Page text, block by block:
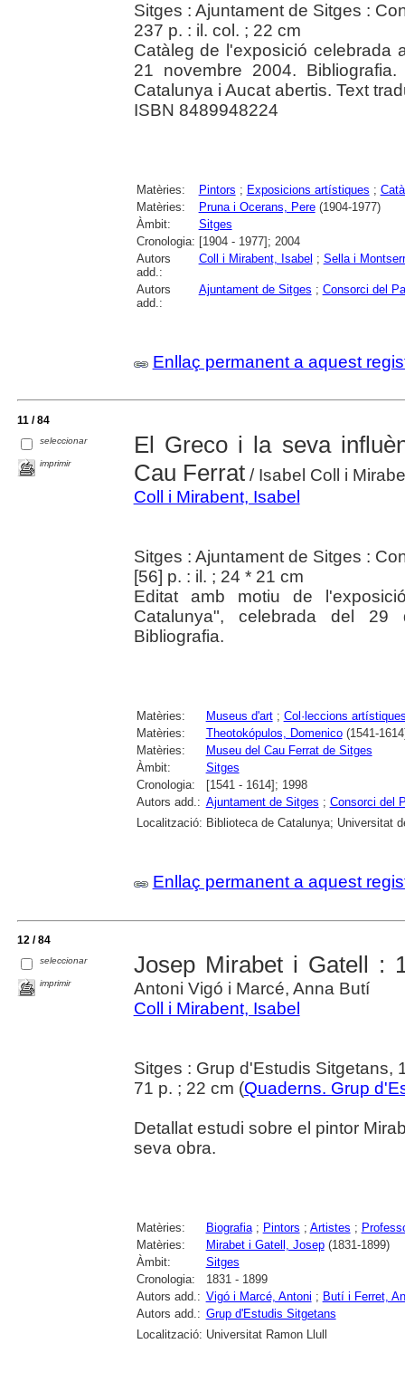
Sitges : Ajuntament de Sitges :
237 p. : il. col. ; 22 cm
Catàleg de l'exposició celebrada
21 novembre 2004.
Catalunya i Aucat abertis. Text
ISBN 8489948224
Matèries: Pintors ; Exposicions artístiques ;
Matèries:
Pruna i Ocerans, Pere(1904-1977)
Àmbit:
Sitges
Cronologia: [1904 - 1977]; 2004
Autors
add.:
Coll i Mirabent, Isabel ; Sella i
Autors
add.:
Ajuntament de Sitges ; Consorci del
Enllaç permanent a aquest
11 / 84
seleccionar
imprimir
El Greco i la seva
Cau Ferrat/ Isabel Coll i
Coll i Mirabent, Isabel
Sitges : Ajuntament de Sitges :
[56] p. : il. ; 24 * 21 cm
Editat amb motiu de
Catalunya", celebrada del
Bibliografia.
Matèries: Museus d'art; Col·leccions
Matèries:
Theotokópulos, Domenico(1541-
Matèries:
Museu del Cau Ferrat de Sitges
Àmbit:
Sitges
Cronologia:
[1541 - 1614]; 1998
Autors add.: Ajuntament de Sitges ; Consorci del
Localització: Biblioteca de Catalunya; Universitat
Enllaç permanent a aquest
12 / 84
seleccionar
imprimir
Josep Mirabet i Gatell :
Antoni Vigó i Marcé, Anna Butí
Coll i Mirabent, Isabel
Sitges : Grup d'Estudis Sitgetans,
71 p. ; 22 cm (Quaderns. Grup
Detallat estudi sobre el pintor
seva obra.
Matèries: Biografia; Pintors ; Artistes ;
Matèries:
Mirabet i Gatell, Josep(1831-1899)
Àmbit:
Sitges
Cronologia:
1831 - 1899
Autors add.: Vigó i Marcé, Antoni ; Butí i Ferret,
Autors add.: Grup d'Estudis Sitgetans
Localització: Universitat Ramon Llull